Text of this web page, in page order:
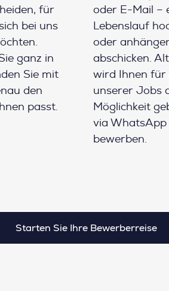
für
bei uns
ganz in
Sie mit
den
passt.
oder E-Mail –
Lebenslauf
oder
abschicken.
wird Ihnen für
unserer Jobs
Möglichkeit
via WhatsApp
bewerben.
Starten Sie Ihre Bewerberreise